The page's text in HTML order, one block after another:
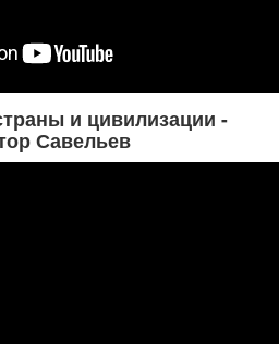
и цивилизации -
Савельев